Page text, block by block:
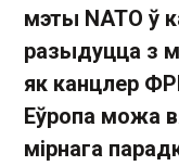
мэты NATO ў
разыдуцца з
як канцлер
Еўропа можа
мірнага